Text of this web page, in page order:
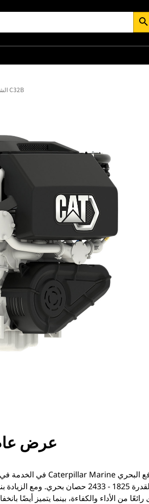
search
الشاحن التوربيني التسلسلي C32B
عرض
من الأداء والكفاءة، بينما يتميز أيضًا